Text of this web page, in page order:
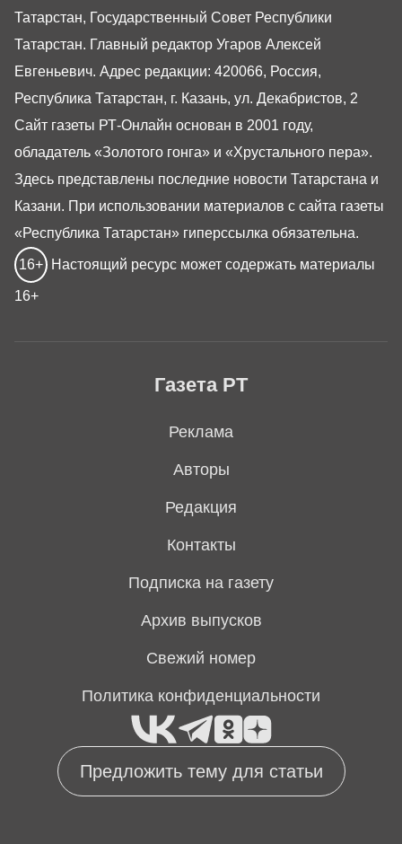
Предложить тему для статьи
Газета РТ
Реклама
Авторы
Редакция
Контакты
Подписка на газету
Архив выпусков
Свежий номер
Политика конфиденциальности
Татарстан, Государственный Совет Республики
Татарстан. Главный редактор Угаров Алексей
Евгеньевич. Адрес редакции: 420066, Россия,
Республика Татарстан, г. Казань, ул. Декабристов, 2
Сайт газеты РТ-Онлайн основан в 2001 году,
обладатель «Золотого гонга» и «Хрустального пера».
Здесь представлены последние новости Татарстана и
Казани. При использовании материалов с сайта газеты
«Республика Татарстан» гиперссылка обязательна.
16+ Настоящий ресурс может содержать материалы
16+